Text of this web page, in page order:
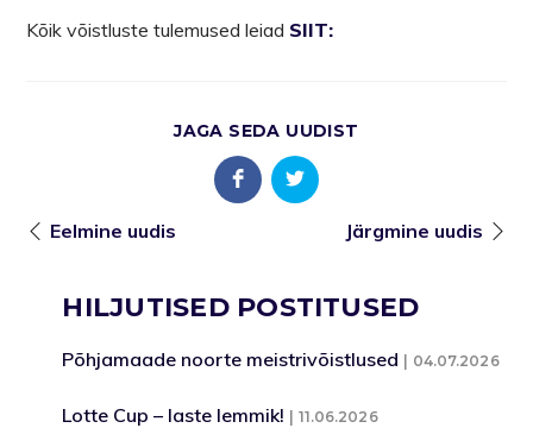
Kõik võistluste tulemused leiad SIIT:
JAGA SEDA UUDIST
Eelmine uudis Järgmine uudis
HILJUTISED POSTITUSED
Põhjamaade noorte meistrivõistlused 04.07.2026
Lotte Cup – laste lemmik! 11.06.2026